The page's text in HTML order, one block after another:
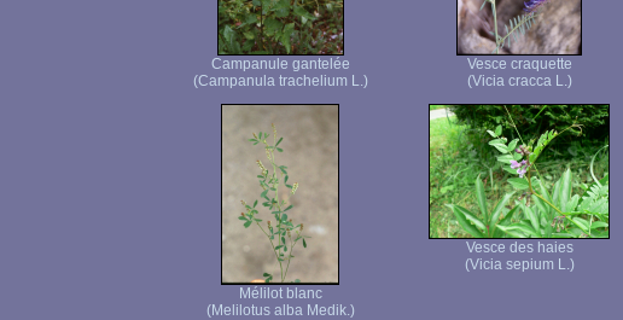
Campanule gantelée
(Campanula trachelium L.)
Vesce craquette
(Vicia cracca L.)
Mélilot blanc
(Melilotus alba Medik.)
Vesce des haies
(Vicia sepium L.)